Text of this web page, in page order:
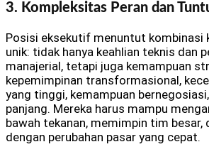
3. Kompleksitas Peran dan
Posisi eksekutif menuntut kombinasi
unik: tidak hanya keahlian teknis dan
manajerial, tetapi juga kemampuan
kepemimpinan transformasional,
yang tinggi, kemampuan
panjang. Mereka harus mampu
bawah tekanan, memimpin tim besar,
dengan perubahan pasar yang cepat.